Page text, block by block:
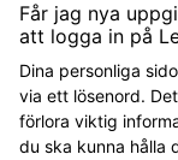
Får jag nya
att logga in på
Dina personliga
via ett lösenord.
förlora viktig
du ska kunna hålla